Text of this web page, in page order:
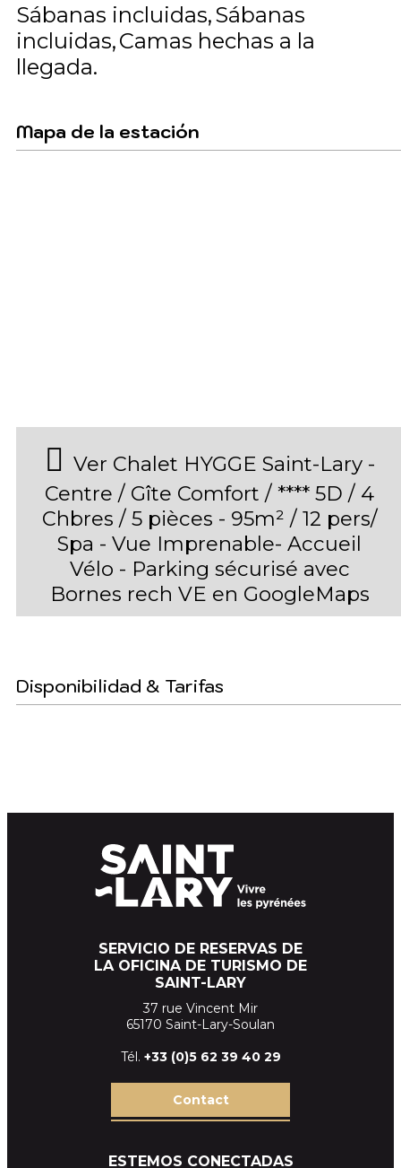
Sábanas incluidas Sábanas
incluidas Camas hechas a la
llegada
Mapa de la estación
Ver Chalet HYGGE Saint-Lary -
Centre / Gîte Comfort / **** 5D / 4
Chbres / 5 pièces - 95m² / 12 pers/
Spa - Vue Imprenable- Accueil
Vélo - Parking sécurisé avec
Bornes rech VE en GoogleMaps
Disponibilidad & Tarifas
SERVICIO DE RESERVAS DE
LA OFICINA DE TURISMO DE
SAINT-LARY
37 rue Vincent Mir
65170 Saint-Lary-Soulan
Tél. +33 (0)5 62 39 40 29
Contact
ESTEMOS CONECTADAS